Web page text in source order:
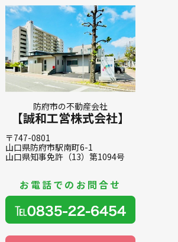
防府市の不動産会社
【誠和工営株式会社】
〒747-0801
山口県防府市駅南町6-1
山口県知事免許（13）第1094号
お電話でのお問合せ